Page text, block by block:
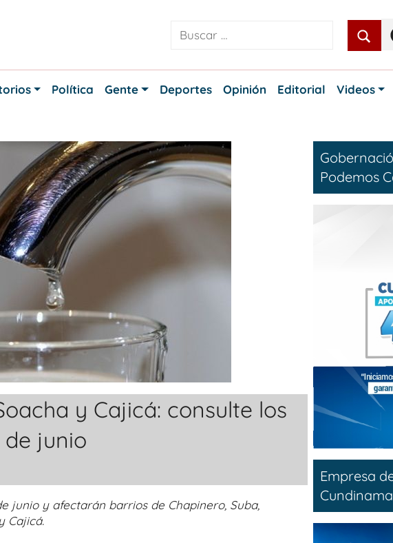
Política Gente Deportes Opinión Editorial Videos
y Cajicá: consulte los
junio
junio y afectarán barrios de Chapinero, Suba,
Cajicá.
Podemos
Empresa